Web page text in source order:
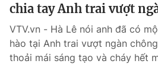
chia tay Anh trai vượt
VTV.vn - Hà Lê nói anh đã có
hào tại Anh trai vượt ngàn
thoải mái sáng tạo và cháy hết